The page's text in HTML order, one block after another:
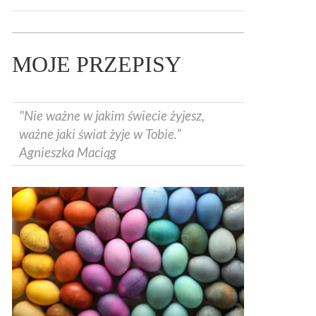
MOJE PRZEPISY
"Nie ważne w jakim świecie żyjesz,
ważne jaki świat żyje w Tobie.”
Agnieszka Maciąg